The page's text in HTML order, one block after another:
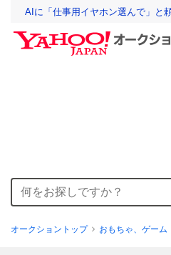
AIに「仕事用イヤホン選んで」と
オークショントップ おもちゃ、ゲーム